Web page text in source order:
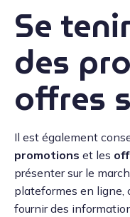
Se
des
offres
Il est également
promotions et les
présenter sur le
plateformes en ligne,
fournir des